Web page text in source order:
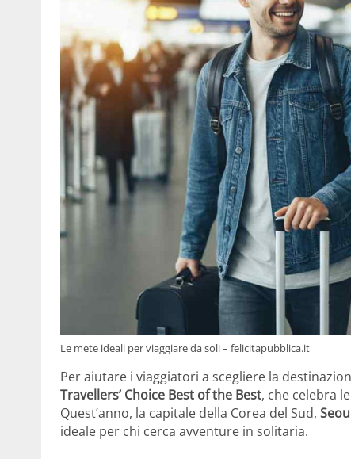
Le mete ideali per viaggiare da soli – felicitapubblica.it
Per aiutare i viaggiatori a scegliere la
Travellers’ Choice Best of the Best, che celebra
Quest’anno, la capitale della Corea del Sud,
ideale per chi cerca avventure in solitaria.